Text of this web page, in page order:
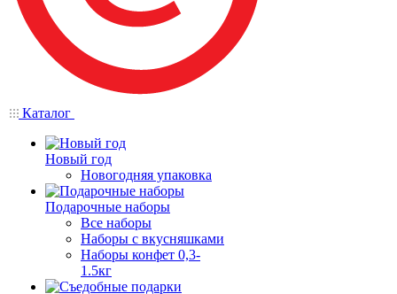
Каталог
Новый год
Новогодняя упаковка
Подарочные наборы
Все наборы
Наборы с вкусняшками
Наборы конфет 0,3-
1.5кг